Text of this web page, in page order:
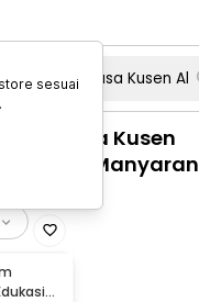
Jasa Kusen
Murah Manyaran
sesuai